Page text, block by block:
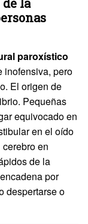
de la
paroxístico
inofensiva, pero
El origen de
Pequeñas
equivocado en
en el oído
en
de la
por
despertarse o